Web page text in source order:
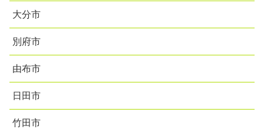
大分市
別府市
由布市
日田市
竹田市